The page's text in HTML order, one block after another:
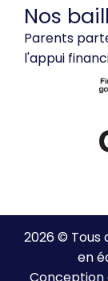
Nos
Parents
l'appui
2026 © Tous
en